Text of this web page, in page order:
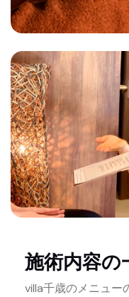
施術内容の
villa千歳のメニュー